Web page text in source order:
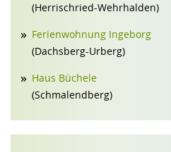
(Herrischried-Wehrhalden)
Ferienwohnung Ingeborg
(Dachsberg-Urberg)
Haus Büchele
(Schmalendberg)